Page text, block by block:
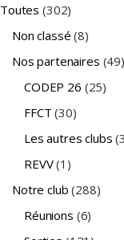
Toutes (302)
Non classé (8)
Nos partenaires (49)
CODEP 26 (25)
FFCT (30)
Les autres clubs
REVV(1)
Notre club (288)
Réunions (6)